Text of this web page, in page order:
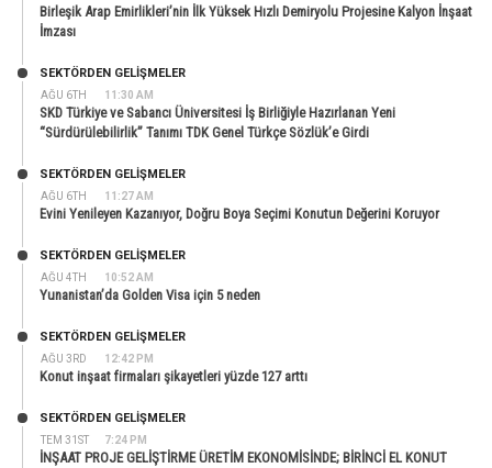
Birleşik Arap Emirlikleri’nin İlk Yüksek Hızlı Demiryolu Projesine Kalyon İnşaat
İmzası
AĞU 6TH 11:30 AM
SEKTÖRDEN GELIŞMELER
SKD Türkiye ve Sabancı Üniversitesi İş Birliğiyle Hazırlanan Yeni
“Sürdürülebilirlik” Tanımı TDK Genel Türkçe Sözlük’e Girdi
AĞU 6TH 11:27 AM
SEKTÖRDEN GELIŞMELER
Evini Yenileyen Kazanıyor, Doğru Boya Seçimi Konutun Değerini Koruyor
AĞU 4TH 10:52 AM
SEKTÖRDEN GELIŞMELER
Yunanistan’da Golden Visa için 5 neden
AĞU 3RD 12:42 PM
SEKTÖRDEN GELIŞMELER
Konut inşaat firmaları şikayetleri yüzde 127 arttı
TEM 31ST 7:24 PM
SEKTÖRDEN GELIŞMELER
İNŞAAT PROJE GELİŞTİRME ÜRETİM EKONOMİSİNDE; BİRİNCİ EL KONUT